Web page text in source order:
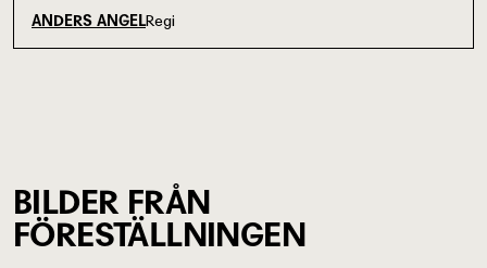
ANDERS ANGELRegi
BILDER FRÅN
FÖRESTÄLLNINGEN